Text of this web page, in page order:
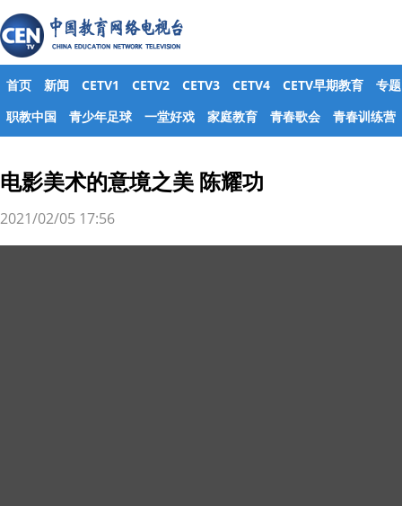
首页 新闻 CETV1 CETV2 CETV3 CETV4 CETV早期教育
专题
职教中国
青少年足球 一堂好戏 家庭教育 青春歌会 青春训练营
电影美术的意境之美 陈耀功
2021/02/05 17:56